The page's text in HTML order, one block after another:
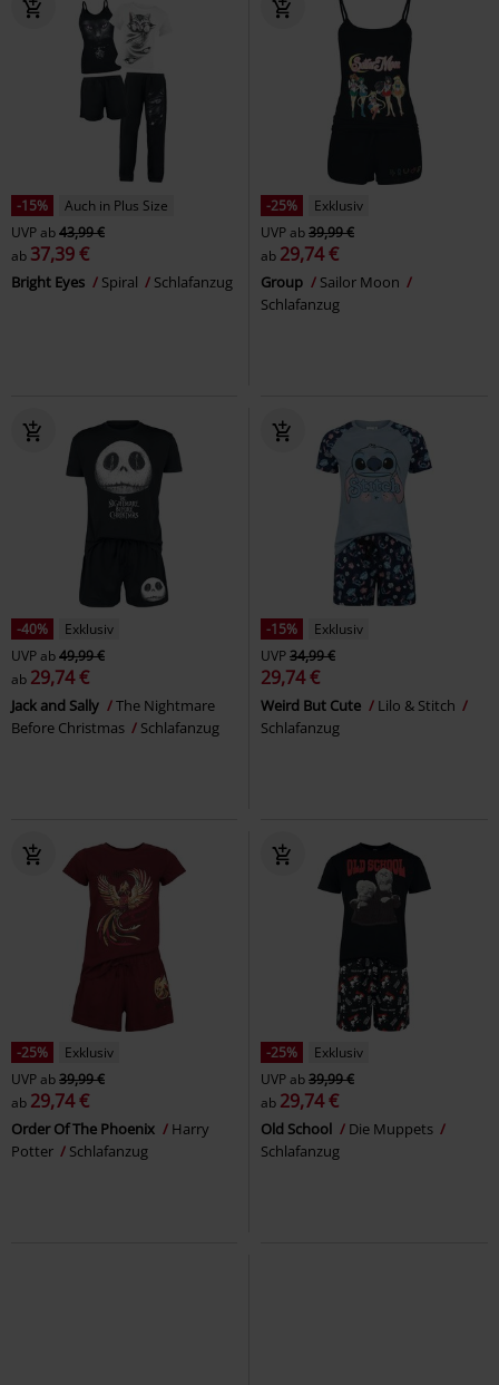
-15%
Auch in Plus Size
UVPab43,99 €
ab 37,39 €
Bright Eyes Spiral Schlafanzug
-25%
Exklusiv
UVPab39,99 €
ab 29,74 €
Group
Sailor Moon
Schlafanzug
-40%
Exklusiv
UVPab49,99 €
ab 29,74 €
Jack and Sally
The Nightmare
Before Christmas
Schlafanzug
-15%
Exklusiv
UVP34,99 €
29,74 €
Weird But Cute
Lilo & Stitch
Schlafanzug
-25%
Exklusiv
UVPab39,99 €
ab 29,74 €
Order Of The Phoenix
Harry
Potter
Schlafanzug
-25%
Exklusiv
UVPab39,99 €
ab 29,74 €
Old School
Die Muppets
Schlafanzug